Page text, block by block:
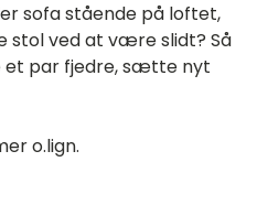
sofa stående på loftet,
stol ved at være slidt? Så
et par fjedre, sætte nyt
o.lign.